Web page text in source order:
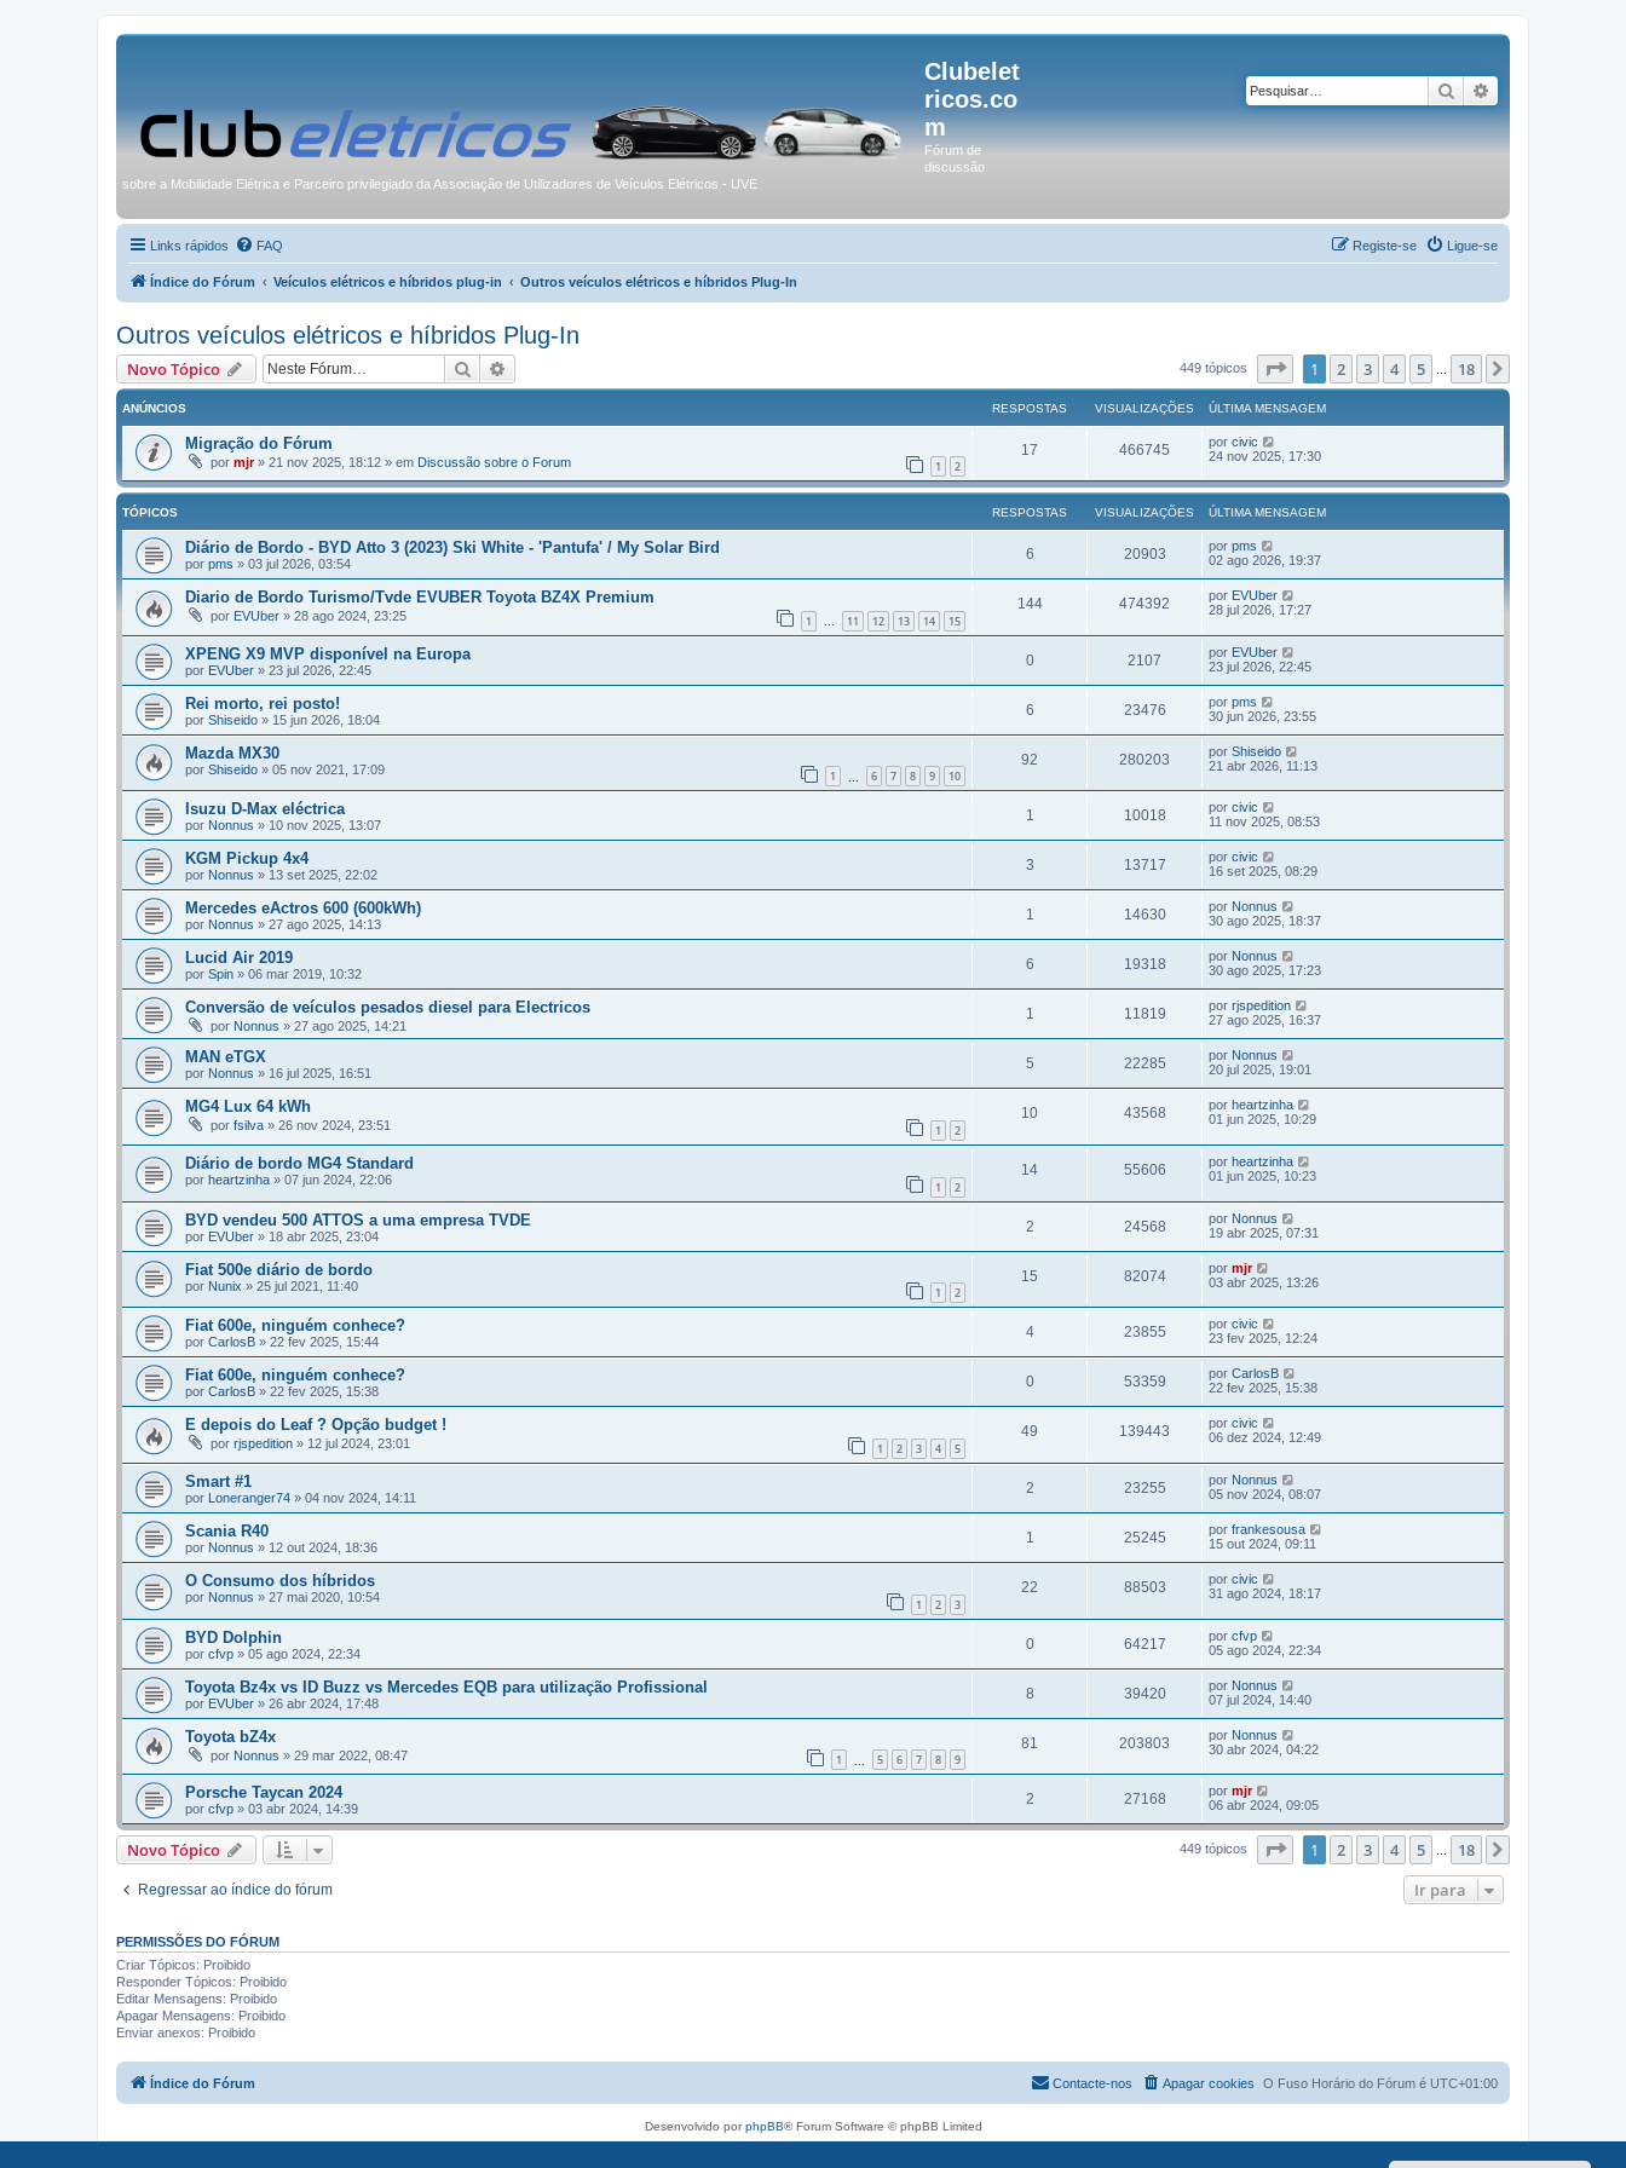
Clubelet
ricos.co
m
Fórum de
discussão
sobre a Mobilidade Elétrica e Parceiro privilegiado da Associação de Utilizadores de Veículos Elétricos - UVE
Pesquisar
Links rápidos FAQ Ligue-se
Registe-se
Índice do Fórum Veículos elétricos e híbridos plug-in Outros veículos elétricos e híbridos Plug-In
Outros veículos elétricos e híbridos Plug-In
Novo Tópico Pesquisar 449 tópicos Página1 de 18
1 2 3 4 5 18
ANÚNCIOS RESPOSTAS VISUALIZAÇÕES ÚLTIMA MENSAGEM
Migração do Fórum
por mjr» 21 nov 2025, 18:12 » em Discussão sobre o Forum 1 2
17 466745 por civic
24 nov 2025, 17:30
TÓPICOS RESPOSTAS VISUALIZAÇÕES ÚLTIMA MENSAGEM
Diário de Bordo - BYD Atto 3 (2023) Ski White - 'Pantufa' / My Solar Bird
por pms » 03 jul 2026, 03:54
6 20903 por pms
02 ago 2026, 19:37
Diario de Bordo Turismo/Tvde EVUBER Toyota BZ4X Premium
por EVUber » 28 ago 2024, 23:25 1 ... 11 12 13 14 15
144 474392 por EVUber
28 jul 2026, 17:27
XPENG X9 MVP disponível na Europa
por EVUber » 23 jul 2026, 22:45
0 2107 por EVUber
23 jul 2026, 22:45
Rei morto, rei posto!
por Shiseido » 15 jun 2026, 18:04
6 23476 por pms
30 jun 2026, 23:55
Mazda MX30
por Shiseido » 05 nov 2021, 17:09 1 6 7 8 9 10
92 280203 por Shiseido
21 abr 2026, 11:13
Isuzu D-Max eléctrica
por Nonnus » 10 nov 2025, 13:07
1 10018 por civic
11 nov 2025, 08:53
KGM Pickup 4x4
por Nonnus » 13 set 2025, 22:02
3 13717 por civic
16 set 2025, 08:29
Mercedes eActros 600 (600kWh)
por Nonnus » 27 ago 2025, 14:13
1 14630 por Nonnus
30 ago 2025, 18:37
Lucid Air 2019
por Spin » 06 mar 2019, 10:32
6 19318 por Nonnus
30 ago 2025, 17:23
Conversão de veículos pesados diesel para Electricos
por Nonnus » 27 ago 2025, 14:21
1 11819 por rjspedition
27 ago 2025, 16:37
MAN eTGX
por Nonnus » 16 jul 2025, 16:51
5 22285 por Nonnus
20 jul 2025, 19:01
MG4 Lux 64 kWh
por fsilva » 26 nov 2024, 23:51 1 2
10 43568 por heartzinha
01 jun 2025, 10:29
Diário de bordo MG4 Standard
por heartzinha » 07 jun 2024, 22:06 1 2
14 55606 por heartzinha
01 jun 2025, 10:23
BYD vendeu 500 ATTOS a uma empresa TVDE
por EVUber » 18 abr 2025, 23:04
2 24568 por Nonnus
19 abr 2025, 07:31
Fiat 500e diário de bordo
por Nunix » 25 jul 2021, 11:40 1 2
15 82074 por mjr
03 abr 2025, 13:26
Fiat 600e, ninguém conhece?
por CarlosB » 22 fev 2025, 15:44
4 23855 por civic
23 fev 2025, 12:24
Fiat 600e, ninguém conhece?
por CarlosB » 22 fev 2025, 15:38
0 53359 por CarlosB
22 fev 2025, 15:38
E depois do Leaf ? Opção budget !
por rjspedition » 12 jul 2024, 23:01 1 2 3 4 5
49 139443 por civic
06 dez 2024, 12:49
Smart #1
por Loneranger74 » 04 nov 2024, 14:11
2 23255 por Nonnus
05 nov 2024, 08:07
Scania R40
por Nonnus » 12 out 2024, 18:36
1 25245 por frankesousa
15 out 2024, 09:11
O Consumo dos híbridos
por Nonnus » 27 mai 2020, 10:54 1 2 3
22 88503 por civic
31 ago 2024, 18:17
BYD Dolphin
por cfvp » 05 ago 2024, 22:34
0 64217 por cfvp
05 ago 2024, 22:34
Toyota Bz4x vs ID Buzz vs Mercedes EQB para utilização Profissional
por EVUber » 26 abr 2024, 17:48
8 39420 por Nonnus
07 jul 2024, 14:40
Toyota bZ4x
por Nonnus » 29 mar 2022, 08:47 1 5 6 7 8 9
81 203803 por Nonnus
30 abr 2024, 04:22
Porsche Taycan 2024
por cfvp » 03 abr 2024, 14:39
2 27168 por mjr
06 abr 2024, 09:05
Novo Tópico 449 tópicos Página1 de 18
1 2 3 4 5 18
Regressar ao índice do fórum Ir para
PERMISSÕES DO FÓRUM
Criar Tópicos: Proibido
Responder Tópicos: Proibido
Editar Mensagens: Proibido
Apagar Mensagens: Proibido
Enviar anexos: Proibido
Índice do Fórum O Fuso Horário do Fórum é UTC+01:00
Apagar cookies
Contacte-nos
Desenvolvido porphpBB® Forum Software © phpBB Limited